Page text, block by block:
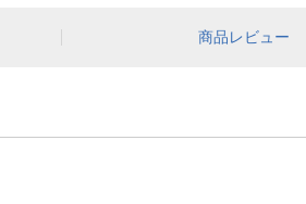
商品レビュー